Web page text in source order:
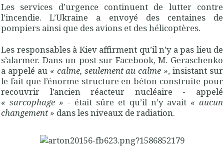
Les services d’urgence continuent de lutter contre
l’incendie. L’Ukraine a envoyé des centaines de
pompiers ainsi que des avions et des hélicoptères.
Les responsables à Kiev affirment qu’il n’y a pas lieu de
s’alarmer. Dans un post sur Facebook, M. Geraschenko
a appelé au « calme, seulement au calme », insistant sur
le fait que l’énorme structure en béton construite pour
recouvrir l’ancien réacteur nucléaire - appelé
« sarcophage » - était sûre et qu’il n’y avait « aucun
changement» dans les niveaux de radiation.